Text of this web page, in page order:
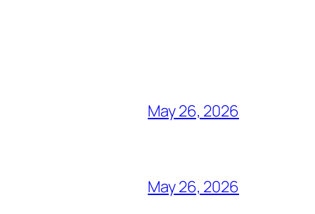
May 26, 2026
May 26, 2026